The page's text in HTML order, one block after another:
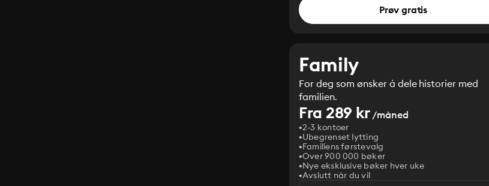
Prøv gratis
Family
For deg som ønsker å dele historier med
familien.
Fra 289 kr/måned
2-3 kontoer
Ubegrenset lytting
Familiens førstevalg
Over 900 000 bøker
Nye eksklusive bøker hver uke
Avslutt når du vil